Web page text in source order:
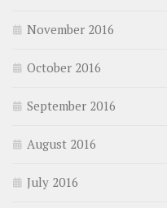
November 2016
October 2016
September 2016
August 2016
July 2016